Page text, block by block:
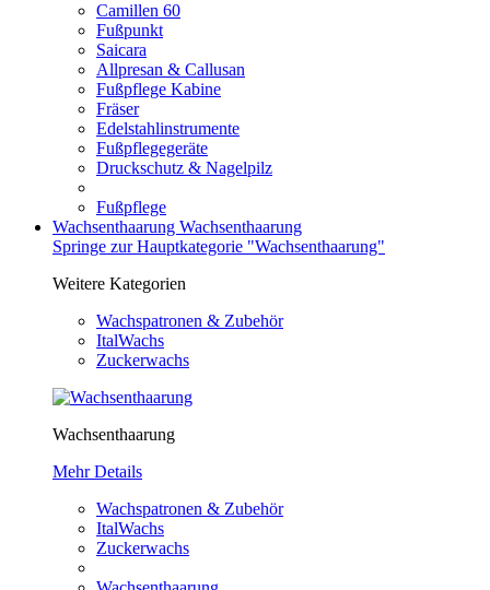
Camillen 60
Fußpunkt
Saicara
Allpresan & Callusan
Fußpflege Kabine
Fräser
Edelstahlinstrumente
Fußpflegegeräte
Druckschutz & Nagelpilz
Fußpflege
Wachsenthaarung Wachsenthaarung
Springe zur Hauptkategorie "Wachsenthaarung"
Weitere Kategorien
Wachspatronen & Zubehör
ItalWachs
Zuckerwachs
Wachsenthaarung
Mehr Details
Wachspatronen & Zubehör
ItalWachs
Zuckerwachs